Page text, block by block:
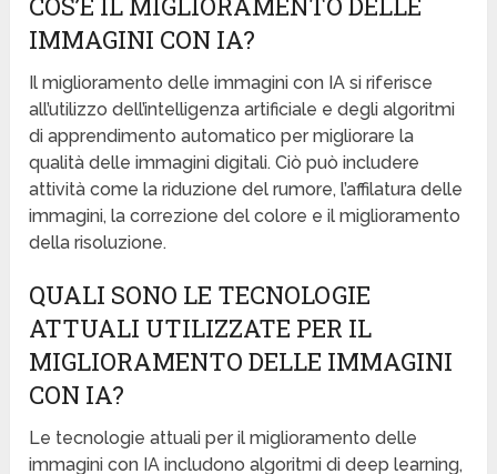
IMMAGINI CON IA?
Il miglioramento delle immagini con IA si riferisce
all’utilizzo dell’intelligenza artificiale e degli algoritmi
di apprendimento automatico per migliorare la
qualità delle immagini digitali. Ciò può includere
attività come la riduzione del rumore, l’affilatura delle
immagini, la correzione del colore e il miglioramento
della risoluzione.
QUALI SONO LE TECNOLOGIE
ATTUALI UTILIZZATE PER IL
MIGLIORAMENTO DELLE IMMAGINI
CON IA?
Le tecnologie attuali per il miglioramento delle
immagini con IA includono algoritmi di deep learning,